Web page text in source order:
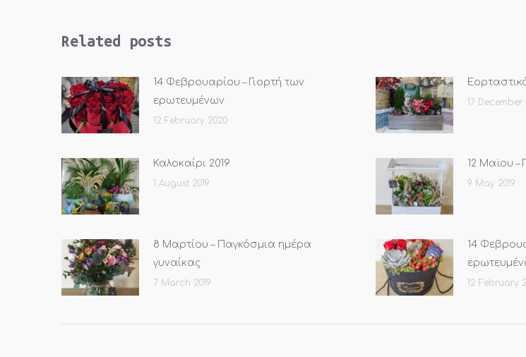
Related posts
14 Φεβρουαρίου – Γιορτή των
ερωτευμένων
12 February 2020
17 December
Καλοκαίρι 2019
1 August 2019
12 Μαϊου –
9 May 2019
8 Μαρτίου – Παγκόσμια ημέρα
γυναίκας
7 March 2019
14
12 February